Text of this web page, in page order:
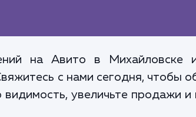
на Авито в Михайловске
с нами сегодня, чтобы
увеличьте продажи и